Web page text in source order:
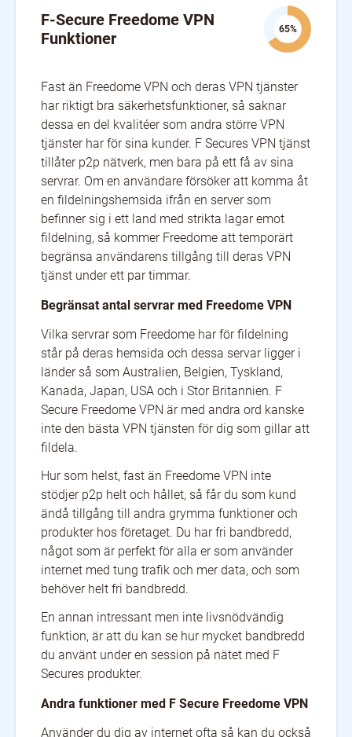
F-Secure Freedome VPN
Funktioner
65%
Fast än Freedome VPN och deras VPN tjänster
har riktigt bra säkerhetsfunktioner, så saknar
dessa en del kvalitéer som andra större VPN
tjänster har för sina kunder. F Secures VPN tjänst
tillåter p2p nätverk, men bara på ett få av sina
servrar. Om en användare försöker att komma åt
en fildelningshemsida ifrån en server som
befinner sig i ett land med strikta lagar emot
fildelning, så kommer Freedome att temporärt
begränsa användarens tillgång till deras VPN
tjänst under ett par timmar.
Begränsat antal servrar med Freedome VPN
Vilka servrar som Freedome har för fildelning
står på deras hemsida och dessa servar ligger i
länder så som Australien, Belgien, Tyskland,
Kanada, Japan, USA och i Stor Britannien. F
Secure Freedome VPN är med andra ord kanske
inte den bästa VPN tjänsten för dig som gillar att
fildela.
Hur som helst, fast än Freedome VPN inte
stödjer p2p helt och hållet, så får du som kund
ändå tillgång till andra grymma funktioner och
produkter hos företaget. Du har fri bandbredd,
något som är perfekt för alla er som använder
internet med tung trafik och mer data, och som
behöver helt fri bandbredd.
En annan intressant men inte livsnödvändig
funktion, är att du kan se hur mycket bandbredd
du använt under en session på nätet med F
Secures produkter.
Andra funktioner med F Secure Freedome VPN
Använder du dig av internet ofta så kan du också